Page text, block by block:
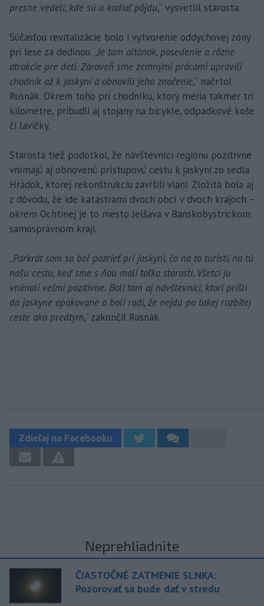
presne vedeli, kde sú a kadiaľ pôjdu,“ vysvetlil starosta.
Súčasťou revitalizácie bolo i vytvorenie oddychovej zóny
pri lese za dedinou. „Je tam altánok, posedenie a rôzne
atrakcie pre deti. Zároveň sme zemnými prácami upravili
chodník až k jaskyni a obnovili jeho značenie,“ načrtol
Rusnák. Okrem toho pri chodníku, ktorý meria takmer tri
kilometre, pribudli aj stojany na bicykle, odpadkové koše
či lavičky.
Starosta tiež podotkol, že návštevníci regiónu pozitívne
vnímajú aj obnovenú prístupovú cestu k jaskyni zo sedla
Hrádok, ktorej rekonštrukciu zavŕšili vlani. Zložitá bola aj
z dôvodu, že ide katastrami dvoch obcí v dvoch krajoch –
okrem Ochtinej je to mesto Jelšava v Banskobystrickom
samosprávnom kraji.
„Párkrát som sa bol pozrieť pri jaskyni, čo na to turisti, na tú
našu cestu, keď sme s ňou mali toľko starostí. Všetci ju
vnímali veľmi pozitívne. Boli tam aj návštevníci, ktorí prišli
do jaskyne opakovane a boli radi, že nejdú po takej rozbitej
ceste ako predtým,“ zakončil Rusnák.
Zdieľaj na Facebooku
Neprehliadnite
ČIASTOČNÉ ZATMENIE SLNKA:
Pozorovať sa bude dať v stredu